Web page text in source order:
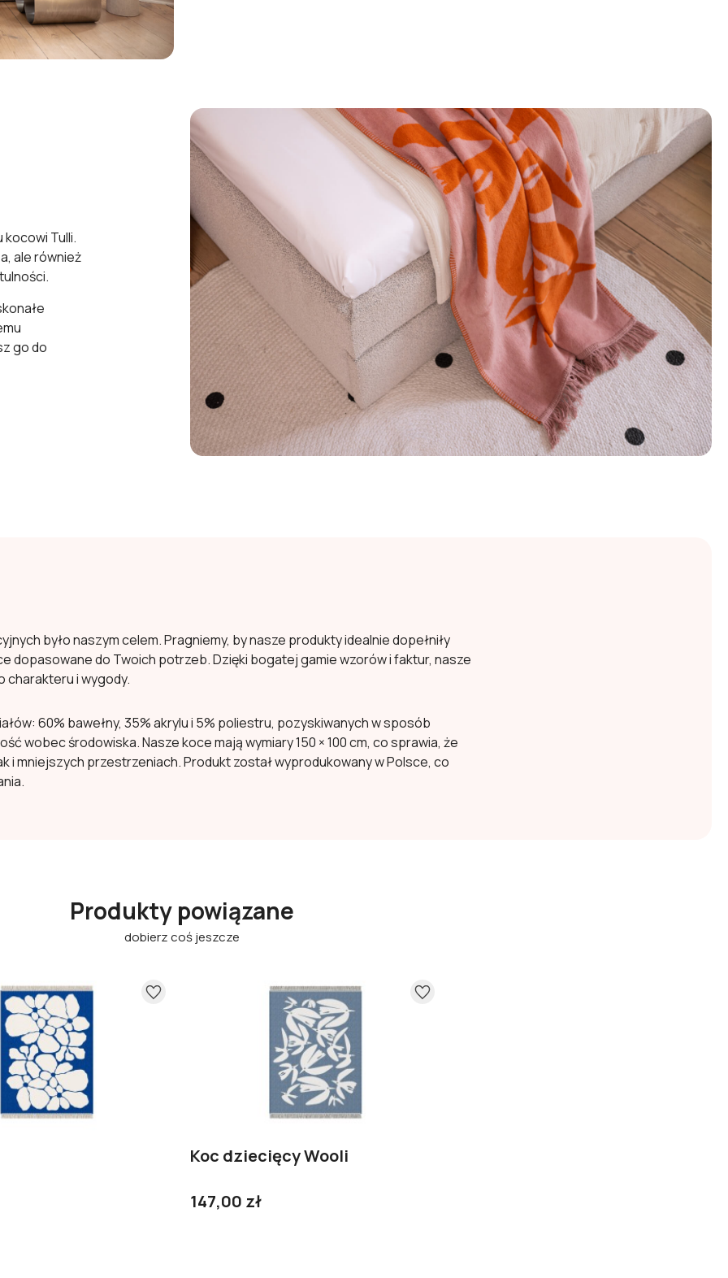
Tulli.
ale również
go do
było naszym celem. Pragniemy, by nasze produkty idealnie dopełniły
do Twoich potrzeb. Dzięki bogatej gamie wzorów i faktur, nasze
charakteru i wygody.
60% bawełny, 35% akrylu i 5% poliestru, pozyskiwanych w sposób
wobec środowiska. Nasze koce mają wymiary 150 × 100 cm, co sprawia, że
i mniejszych przestrzeniach. Produkt został wyprodukowany w Polsce, co
Produkty powiązane
dobierz coś jeszcze
Koc dziecięcy Wooli
147,00 zł